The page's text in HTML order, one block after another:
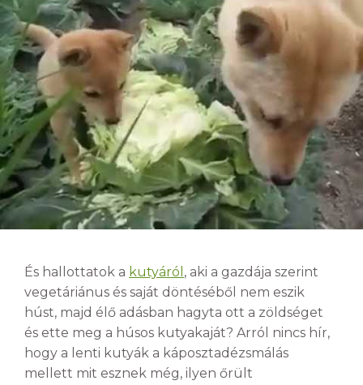
És hallottatok a kutyáról , aki a gazdája szerint
vegetáriánus és saját döntéséből nem eszik
húst, majd élő adásban hagyta ott a zöldséget
és ette meg a húsos kutyakaját? Arról nincs hír,
hogy a lenti kutyák a káposztadézsmálás
mellett mit esznek még, ilyen őrült